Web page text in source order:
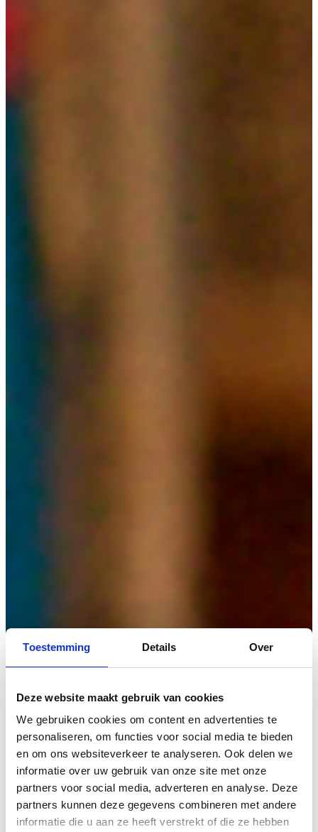
Toestemming Details Over
Deze website maakt gebruik van cookies
We gebruiken cookies om content en advertenties te
personaliseren, om functies voor social media te bieden
en om ons websiteverkeer te analyseren. Ook delen we
informatie over uw gebruik van onze site met onze
partners voor social media, adverteren en analyse. Deze
partners kunnen deze gegevens combineren met andere
informatie die u aan ze heeft verstrekt of die ze hebben